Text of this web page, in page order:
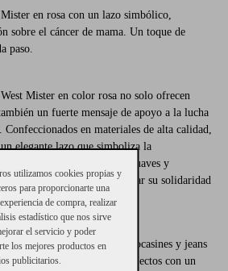
en rosa con un lazo simbólico,
sobre el cáncer de mama. Un toque de
paso.
Mister en color rosa no solo ofrecen
un fuerte mensaje de apoyo a la lucha
Confeccionados en materiales de alta calidad,
elegante lazo que simboliza la
esta causa. Además de ser suaves y
mujeres que desean mostrar su solidaridad
otras prendas o
con zapatillas blancas o mocasines y jeans
También quedan perfectos con un
utilizamos cookies propias y
para proporcionarte una
de compra, realizar
estadístico que nos sirve
el servicio y poder
los mejores productos en
publicitarios.